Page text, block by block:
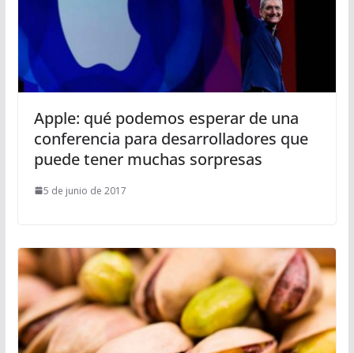
Apple: qué podemos esperar de una
conferencia para desarrolladores que
puede tener muchas sorpresas
5 de junio de 2017